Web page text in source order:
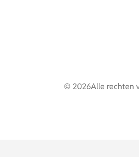
© 2026Alle rechten